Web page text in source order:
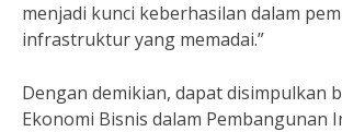
menjadi kunci keberhasilan dalam
infrastruktur yang memadai.”
Dengan demikian, dapat disimpulkan
Ekonomi Bisnis dalam